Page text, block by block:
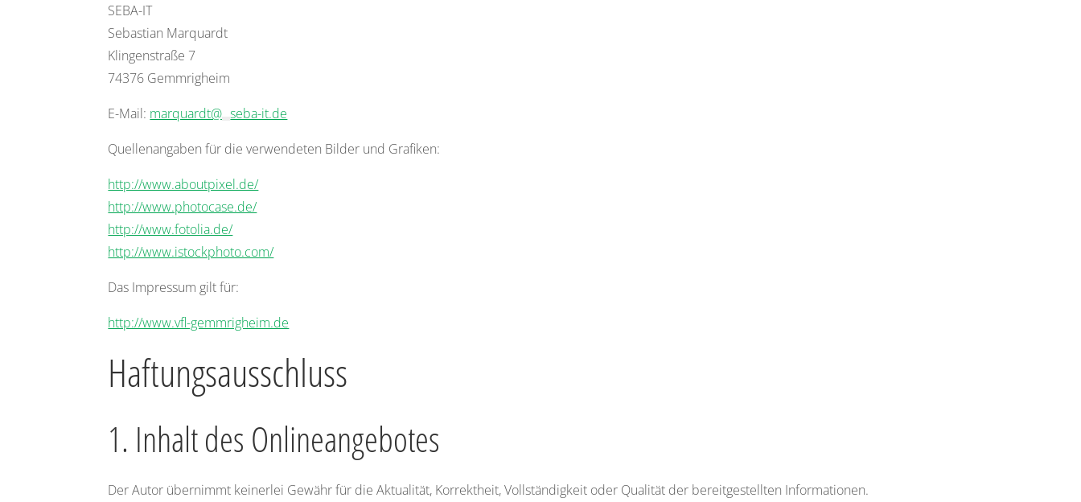
SEBA-IT
Sebastian Marquardt
Klingenstraße 7
74376 Gemmrigheim
E-Mail: marquardt@ seba-it.de
Quellenangaben für die verwendeten Bilder und Grafiken:
http://www.aboutpixel.de/
http://www.photocase.de/
http://www.fotolia.de/
http://www.istockphoto.com/
Das Impressum gilt für:
http://www.vfl-gemmrigheim.de
Haftungsausschluss
1. Inhalt des Onlineangebotes
Der Autor übernimmt keinerlei Gewähr für die Aktualität, Korrektheit, Vollständigkeit oder Qualität der bereitgestellten Informationen.